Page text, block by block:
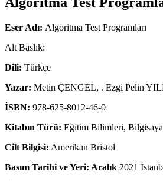
Eser Adı: Algoritma Test Programları
Alt Baslık:
Dili: Türkçe
Yazar: Metin ÇENGEL, . Ezgi Pelin
İSBN: 978-625-8012-46-0
Kitabın Türü: Eğitim Bilimleri,
Cilt Bilgisi: Amerikan Bristol
Basım Tarihi ve Yeri: Aralık 2021